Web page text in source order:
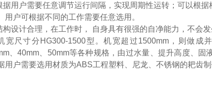
据用户需要任意调节运行间隔，实现周期性运转；可以根
用户可根据不同的工作需要任意选用。
构设计合理，在工作时， 自身具有很强的自净能力，不会
宽尺寸分HG300-1500型。机宽超过1500mm，则做成
、40mm、50mm等各种规格，由过水量、提升高度、
用户需要选用材质为ABS工程塑料、尼龙、不锈钢的耙齿